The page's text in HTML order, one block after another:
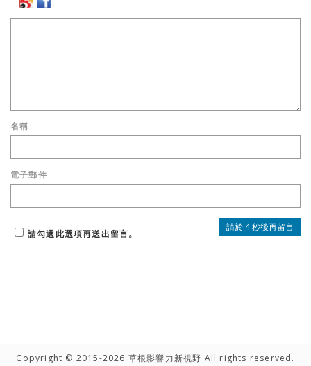
名稱
電子郵件
請勾選此選項再送出留言。
Copyright © 2015-2026 草根影響力新視野 All rights reserved.